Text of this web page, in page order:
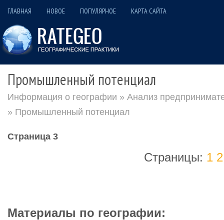
ГЛАВНАЯ НОВОЕ ПОПУЛЯРНОЕ КАРТА САЙТА
Промышленный потенциал
Информация о географии » Анализ
» Промышленный потенциал
Страница 3
Страницы: 1 2
Материалы по географии: